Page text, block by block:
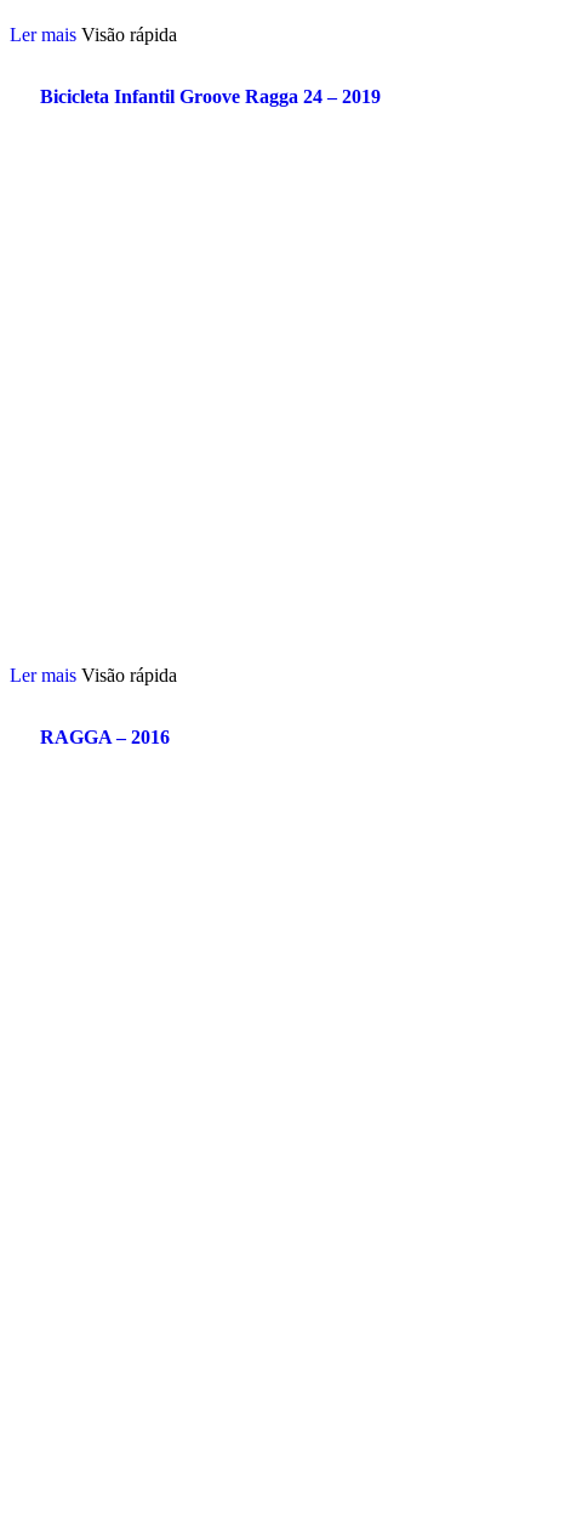
Ler mais Visão rápida
Bicicleta Infantil Groove Ragga 24 – 2019
Ler mais Visão rápida
RAGGA – 2016